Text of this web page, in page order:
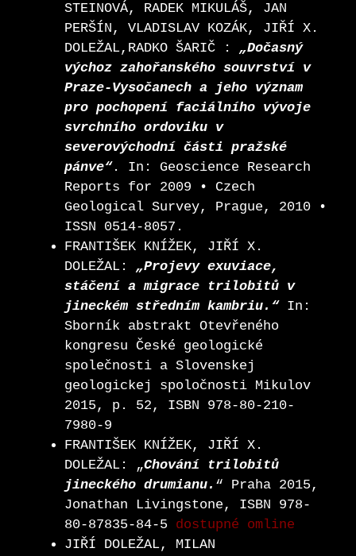
STEINOVÁ, RADEK MIKULÁŠ, JAN
PERŠÍN, VLADISLAV KOZÁK, JIŘÍ X.
DOLEŽAL,RADKO ŠARIČ : „Dočasný
výchoz zahořanského souvrství v
Praze-Vysočanech a jeho význam
pro pochopení faciálního vývoje
svrchního ordoviku v
severovýchodní části pražské
pánve“ . In: Geoscience Research
Reports for 2009 • Czech
Geological Survey, Prague, 2010 •
ISSN 0514-8057.
FRANTIŠEK KNÍŽEK, JIŘÍ X.
DOLEŽAL: „Projevy exuviace,
stáčení a migrace trilobitů v
jineckém středním kambriu.“ In:
Sborník abstrakt Otevřeného
kongresu České geologické
společnosti a Slovenskej
geologickej spoločnosti Mikulov
2015, p. 52, ISBN 978-80-210-
7980-9
FRANTIŠEK KNÍŽEK, JIŘÍ X.
DOLEŽAL: „Chování trilobitů
jineckého drumianu. “ Praha 2015,
Jonathan Livingstone, ISBN 978-
80-87835-84-5 dostupné omline
JIŘÍ DOLEŽAL, MILAN